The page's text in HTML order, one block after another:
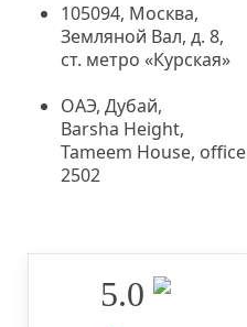
105094, Москва,
Земляной Вал, д. 8,
ст. метро «Курская»
ОАЭ, Дубай,
Barsha Height,
Tameem House, office
2502
5.0 ‌